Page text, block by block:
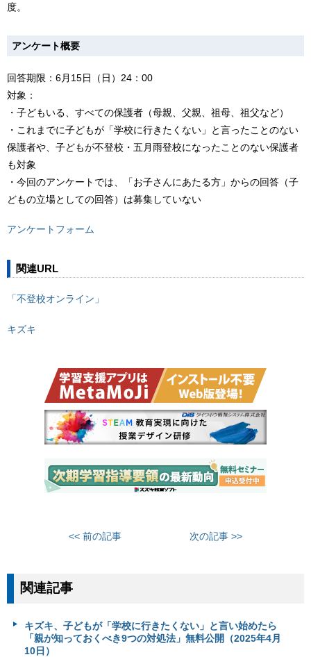
度。
アンケート概要
回答期限：6月15日（日）24：00
対象：
・子どもいる、すべての保護者（母親、父親、祖母、祖父など）
・これまでに子どもが「学校に行きたくない」と言ったことのない
保護者や、子どもが不登校・五月雨登校になったことのない保護者
も対象
・今回のアンケートでは、「お子さんにあたる方」からの回答（子
どもの立場としての回答）は募集していない
アンケートフォーム
関連URL
「不登校オンライン」
キズキ
<< 前の記事 次の記事 >>
関連記事
キズキ、子どもが「学校に行きたくない」と言い始めたら
「親が知っておくべき9つの対処法」無料公開（2025年4月
10日）